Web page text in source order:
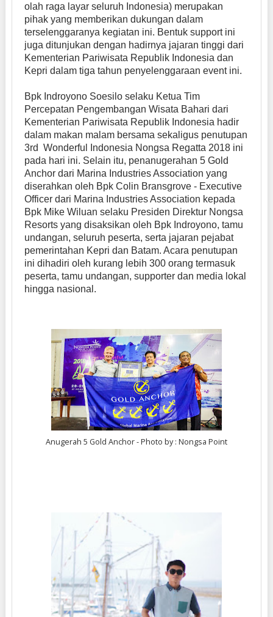
olah raga layar seluruh Indonesia) merupakan
pihak yang memberikan dukungan dalam
terselenggaranya kegiatan ini. Bentuk support ini
juga ditunjukan dengan hadirnya jajaran tinggi dari
Kementerian Pariwisata Republik Indonesia dan
Kepri dalam tiga tahun penyelenggaraan event ini.
Bpk Indroyono Soesilo selaku Ketua Tim
Percepatan Pengembangan Wisata Bahari dari
Kementerian Pariwisata Republik Indonesia hadir
dalam makan malam bersama sekaligus penutupan
3rd Wonderful Indonesia Nongsa Regatta 2018 ini
pada hari ini. Selain itu, penanugerahan 5 Gold
Anchor dari Marina Industries Association yang
diserahkan oleh Bpk Colin Bransgrove - Executive
Officer dari Marina Industries Association kepada
Bpk Mike Wiluan selaku Presiden Direktur Nongsa
Resorts yang disaksikan oleh Bpk Indroyono, tamu
undangan, seluruh peserta, serta jajaran pejabat
pemerintahan Kepri dan Batam. Acara penutupan
ini dihadiri oleh kurang lebih 300 orang termasuk
peserta, tamu undangan, supporter dan media lokal
hingga nasional.
Anugerah 5 Gold Anchor - Photo by : Nongsa Point